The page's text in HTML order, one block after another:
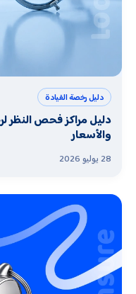
دليل رخصة القيادة
والأسعار
28 يوليو 2026